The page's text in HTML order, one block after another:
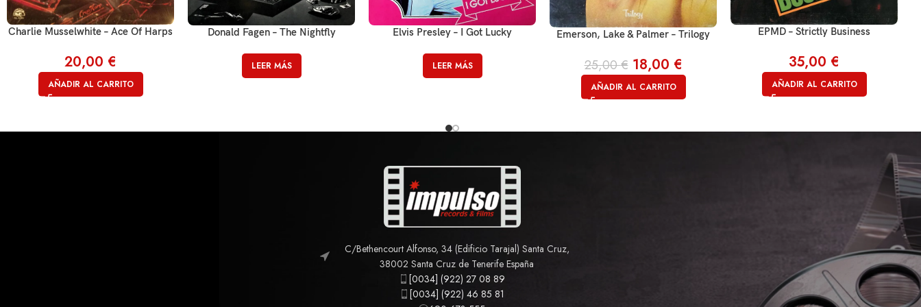
Charlie Musselwhite – Ace Of Harps
20,00 €
AÑADIR AL CARRITO
Donald Fagen – The Nightfly
LEER MÁS
Elvis Presley – I Got Lucky
LEER MÁS
Emerson, Lake & Palmer – Trilogy
25,00€ 18,00 €
AÑADIR AL CARRITO
EPMD – Strictly Business
35,00 €
AÑADIR AL CARRITO
C/Bethencourt Alfonso, 34 (Edificio Tarajal) Santa Cruz,
38002 Santa Cruz de Tenerife España
[0034] (922) 27 08 89
[0034] (922) 46 85 81